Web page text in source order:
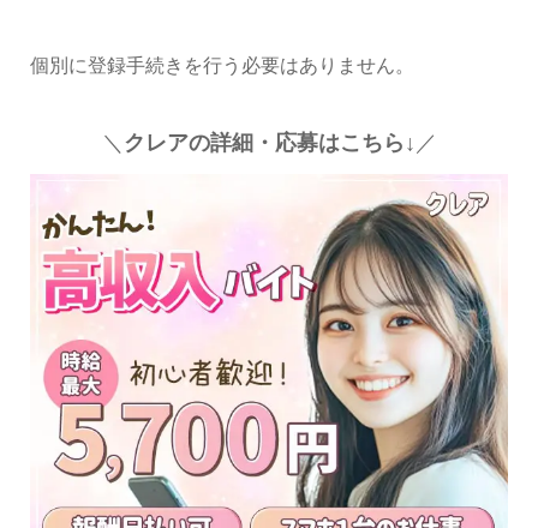
個別に登録手続きを行う必要はありません。
＼ クレアの詳細・応募はこちら↓ ／